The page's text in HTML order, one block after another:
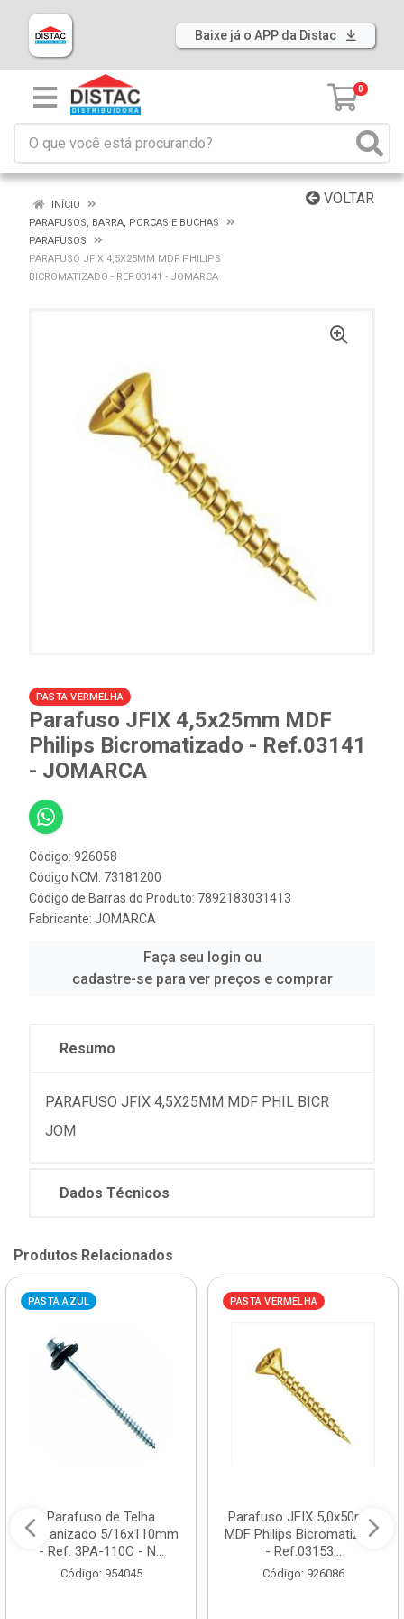
Baixe já o APP da Distac
0
VOLTAR
INÍCIO
PARAFUSOS, BARRA, PORCAS E BUCHAS
PARAFUSOS
PARAFUSO JFIX 4,5X25MM MDF PHILIPS
BICROMATIZADO - REF.03141 - JOMARCA
PASTA VERMELHA
Parafuso JFIX 4,5x25mm MDF
Philips Bicromatizado - Ref.03141
- JOMARCA
Código: 926058
Código NCM: 73181200
Código de Barras do Produto: 7892183031413
Fabricante: JOMARCA
Faça seu login ou
cadastre-se para ver preços e comprar
Resumo
PARAFUSO JFIX 4,5X25MM MDF PHIL BICR
JOM
Dados Técnicos
Produtos Relacionados
PASTA AZUL
Parafuso de Telha
Galvanizado 5/16x110mm
- Ref. 3PA-110C - N...
Código: 954045
PASTA VERMELHA
Parafuso JFIX 5,0x50mm
MDF Philips Bicromatizado
- Ref.03153...
Código: 926086